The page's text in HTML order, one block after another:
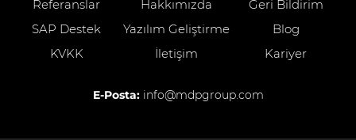
Referanslar Hakkımızda
Geri Bildirim
SAP Destek
Yazılım Geliştirme
Blog
KVKK
İletişim Kariyer
E-Posta: info@mdpgroup.com